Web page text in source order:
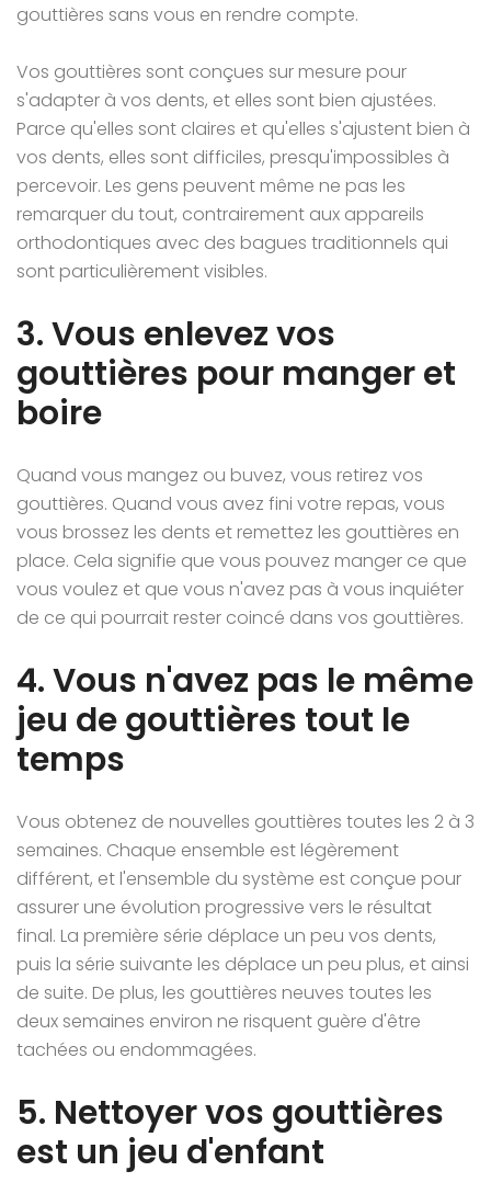
gouttières sans vous en rendre compte.
Vos gouttières sont conçues sur mesure pour
s'adapter à vos dents, et elles sont bien ajustées.
Parce qu'elles sont claires et qu'elles s'ajustent bien à
vos dents, elles sont difficiles, presqu'impossibles à
percevoir. Les gens peuvent même ne pas les
remarquer du tout, contrairement aux appareils
orthodontiques avec des bagues traditionnels qui
sont particulièrement visibles.
3. Vous enlevez vos
gouttières pour manger et
boire
Quand vous mangez ou buvez, vous retirez vos
gouttières. Quand vous avez fini votre repas, vous
vous brossez les dents et remettez les gouttières en
place. Cela signifie que vous pouvez manger ce que
vous voulez et que vous n'avez pas à vous inquiéter
de ce qui pourrait rester coincé dans vos gouttières.
4. Vous n'avez pas le même
jeu de gouttières tout le
temps
Vous obtenez de nouvelles gouttières toutes les 2 à 3
semaines. Chaque ensemble est légèrement
différent, et l'ensemble du système est conçue pour
assurer une évolution progressive vers le résultat
final. La première série déplace un peu vos dents,
puis la série suivante les déplace un peu plus, et ainsi
de suite. De plus, les gouttières neuves toutes les
deux semaines environ ne risquent guère d'être
tachées ou endommagées.
5. Nettoyer vos gouttières
est un jeu d'enfant